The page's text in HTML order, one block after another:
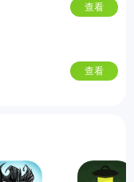
查看
查看